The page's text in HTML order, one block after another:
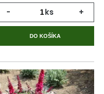
- ks +
DO KOŠÍKA